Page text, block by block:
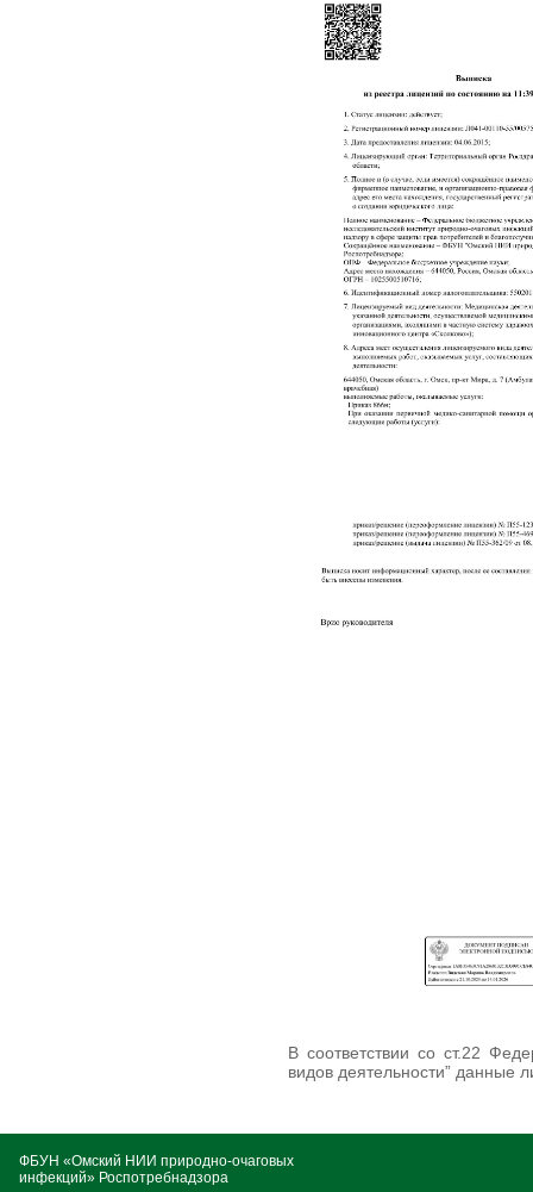
В соответствии со ст.22
видов деятельности” данные
ФБУН «Омский НИИ природно-очаговых
инфекций» Роспотребнадзора